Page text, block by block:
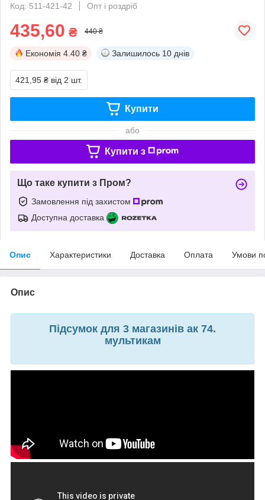
Код: 511-421-42
Опт і роздріб
435,60 ₴ 440 ₴
Економія 4.40 ₴ Залишилось 10 днів
421,95 ₴ від 2 шт.
Купити
або
Купити з
Що таке купити з Пром?
Замовлення під захистом
Доступна доставка
Опис Характеристики Доставка Оплата Умови
Опис
Підсумок для 3 магазинів ак 74.
мультикам